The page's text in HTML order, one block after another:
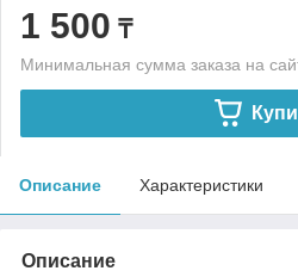
1 500 ₸
Минимальная сумма заказа на
Описание Характеристики
Описание